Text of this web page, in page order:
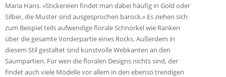
Maria Hans. «Stickereien findet man dabei häufig in Gold oder
Silber, die Muster sind ausgesprochen barock.» Es ziehen sich
zum Beispiel teils aufwendige florale Schnörkel wie Ranken
über die gesamte Vorderpartie eines Rocks. Außerdem in
diesem Stil gestaltet sind kunstvolle Webkanten an den
Saumpartien. Für wen die floralen Designs nichts sind, der
findet auch viele Modelle vor allem in den ebenso trendigen